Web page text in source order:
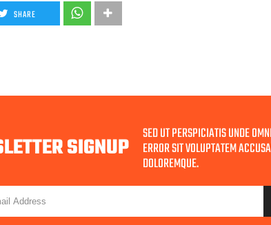
SHARE
SIGNUP SED UT PERSPICIATIS UNDE
ERROR SIT VOLUPTATEM
DOLOREMQUE.